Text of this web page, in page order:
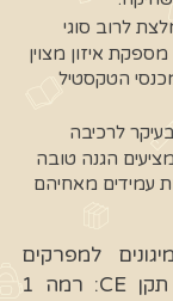
לרוב סוגי
מספקת איזון מצוין
הטקסטיל
לרכיבה
מציעים הגנה טובה
עמידים מאחיהם
למפרקים
(ברכיים וירכיים). גם הם מדורגים לפי תקן CE: רמה 1